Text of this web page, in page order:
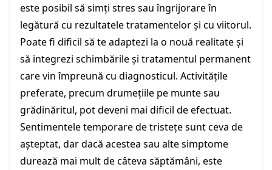
este posibil să simți stres sau îngrijorare în
legătură cu rezultatele tratamentelor și cu viitorul.
Poate fi dificil să te adaptezi la o nouă realitate și
să integrezi schimbările și tratamentul permanent
care vin împreună cu diagnosticul. Activitățile
preferate, precum drumețiile pe munte sau
grădinăritul, pot deveni mai dificil de efectuat.
Sentimentele temporare de tristețe sunt ceva de
așteptat, dar dacă acestea sau alte simptome
durează mai mult de câteva săptămâni, este